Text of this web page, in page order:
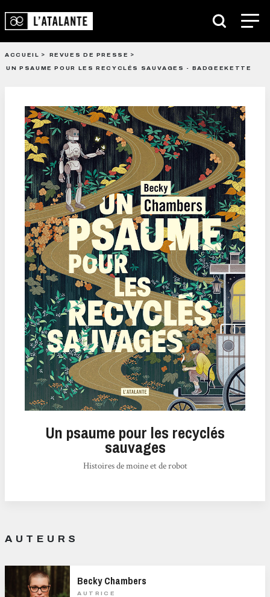
ACCUEIL
REVUES DE PRESSE
UN PSAUME POUR LES RECYCLÉS SAUVAGES - BADGEEKETTE
Un psaume pour les recyclés
sauvages
Histoires de moine et de robot
AUTEURS
Becky Chambers
AUTRICE